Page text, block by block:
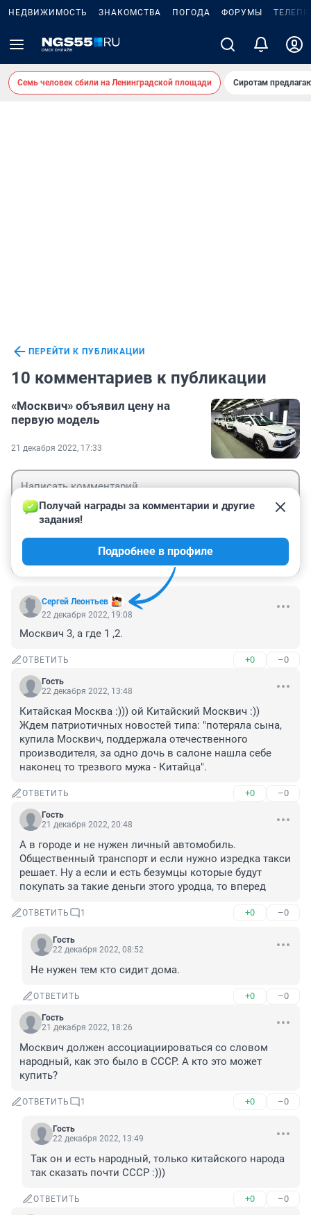
НЕДВИЖИМОСТЬ ЗНАКОМСТВА ПОГОДА ФОРУМЫ
Семь человек сбили на Ленинградской площади Сиротам
ПЕРЕЙТИ К ПУБЛИКАЦИИ
10 комментариев к публикации
«Москвич» объявил цену на
первую модель
21 декабря 2022, 17:33
Сергей Леонтьев
Получай награды за комментарии и другие
задания!
Подробнее в профиле
22 декабря 2022, 19:08
Москвич 3, а где 1 ,2.
ОТВЕТИТЬ +0 –0
Гость
22 декабря 2022, 13:48
Китайская Москва :))) ой Китайский Москвич :))
Ждем патриотичных новостей типа: "потеряла сына,
купила Москвич, поддержала отечественного
производителя, за одно дочь в салоне нашла себе
наконец то трезвого мужа - Китайца".
ОТВЕТИТЬ +0 –0
Гость
21 декабря 2022, 20:48
А в городе и не нужен личный автомобиль.
Общественный транспорт и если нужно изредка такси
решает. Ну а если и есть безумцы которые будут
покупать за такие деньги этого уродца, то вперед
ОТВЕТИТЬ 1 +0 –0
Гость
22 декабря 2022, 08:52
Не нужен тем кто сидит дома.
ОТВЕТИТЬ +0 –0
Гость
21 декабря 2022, 18:26
Москвич должен ассоциациироваться со словом
народный, как это было в СССР. А кто это может
купить?
ОТВЕТИТЬ 1 +0 –0
Гость
22 декабря 2022, 13:49
Так он и есть народный, только китайского народа
так сказать почти СССР :)))
ОТВЕТИТЬ +0 –0